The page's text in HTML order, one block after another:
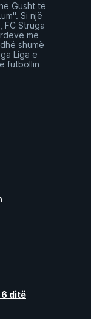
Gusht të
Si një
Struga
më
shumë
Liga e
futbollin
6 ditë